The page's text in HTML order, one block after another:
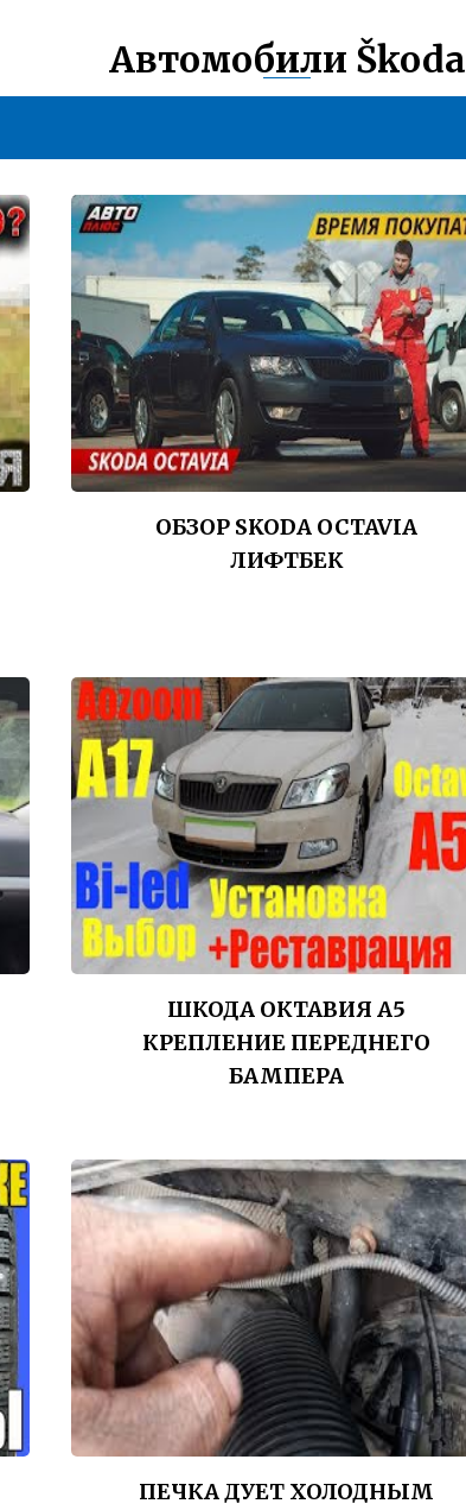
Автомобили Škoda
ОБЗОР SKODA OCTAVIA
ЛИФТБЕК
ШКОДА ОКТАВИЯ А5
КРЕПЛЕНИЕ ПЕРЕДНЕГО
БАМПЕРА
ПЕЧКА ДУЕТ ХОЛОДНЫМ